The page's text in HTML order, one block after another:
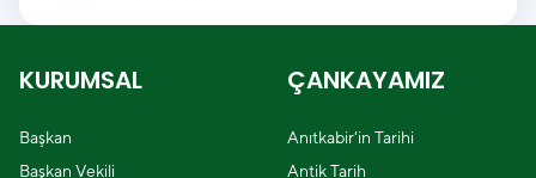
KURUMSAL
Başkan
Başkan Vekili
ÇANKAYAMIZ
Anıtkabir'in Tarihi
Antik Tarih